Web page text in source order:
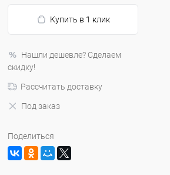
Купить в 1 клик
Нашли дешевле? Сделаем
скидку!
Рассчитать доставку
Под заказ
Поделиться